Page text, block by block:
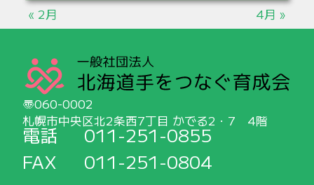
« 2月 4月 »
060-0002
札幌市中央区北2条西7丁目 かでる2・7 4階
電話
011-251-0855
FAX
011-251-0804